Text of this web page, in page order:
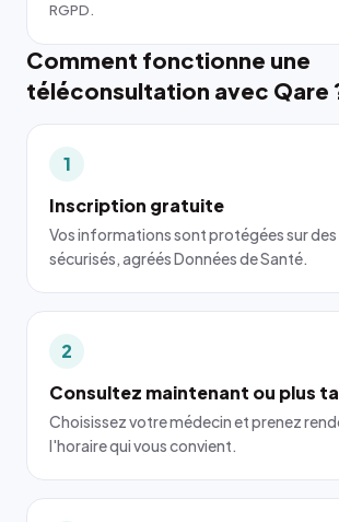
RGPD.
Comment fonctionne une
téléconsultation avec Qare
1
Inscription gratuite
Vos informations sont protégées sur des
sécurisés, agréés Données de Santé.
2
Consultez maintenant ou plus
Choisissez votre médecin et prenez
l'horaire qui vous convient.